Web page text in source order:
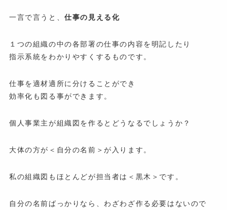
一言で言うと、仕事の見える化
１つの組織の中の各部署の仕事の内容を明記したり
指示系統をわかりやすくするものです。
仕事を適材適所に分けることができ
効率化も図る事ができます。
個人事業主が組織図を作るとどうなるでしょうか？
大体の方が＜自分の名前＞が入ります。
私の組織図もほとんどが担当者は＜黒木＞です。
自分の名前ばっかりなら、わざわざ作る必要はないので